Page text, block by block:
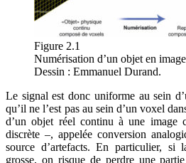
Figure 2.1
Numérisation d’un objet en
Dessin : Emmanuel Durand.
Le signal est donc uniforme au sein
qu’il ne l’est pas au sein d’un voxel
d’un objet réel continu à une image
discrète –, appelée conversion
source d’artefacts. En particulier,
grosse, on risque de perdre une